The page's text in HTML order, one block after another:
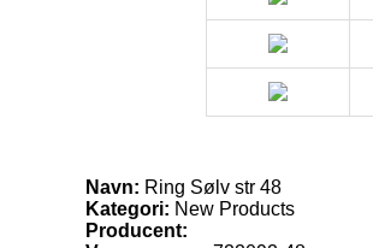
Navn: Ring Sølv str 48
Kategori: New Products
Producent: